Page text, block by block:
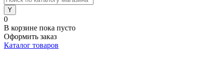
0
В корзине пока пусто
Оформить заказ
Каталог товаров